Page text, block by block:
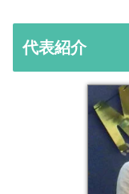
代表紹介